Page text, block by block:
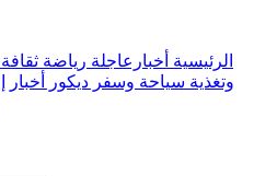
الرئيسية أخبارعاجلة رياضة ثقافة
وتغذية سياحة وسفر ديكور أخبار